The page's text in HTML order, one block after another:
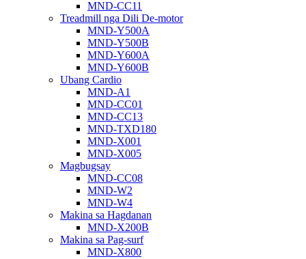
MND-CC11
Treadmill nga Dili De-motor
MND-Y500A
MND-Y500B
MND-Y600A
MND-Y600B
Ubang Cardio
MND-A1
MND-CC01
MND-CC13
MND-TXD180
MND-X001
MND-X005
Magbugsay
MND-CC08
MND-W2
MND-W4
Makina sa Hagdanan
MND-X200B
Makina sa Pag-surf
MND-X800